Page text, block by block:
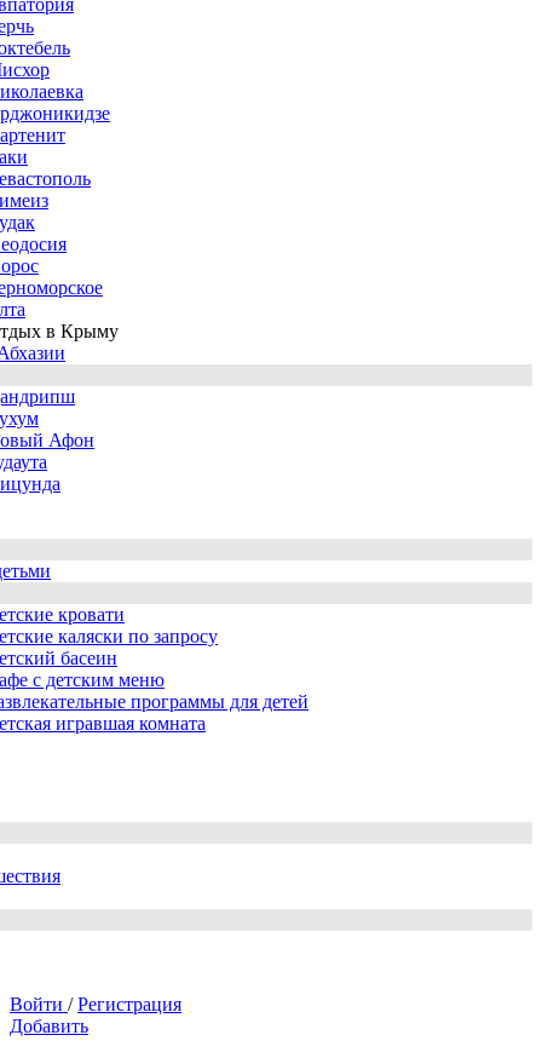
в Крыму
Афон
кровати
каляски по запросу
басеин
с детским меню
программы для детей
игравшая комната
Войти / Регистрация
Добавить